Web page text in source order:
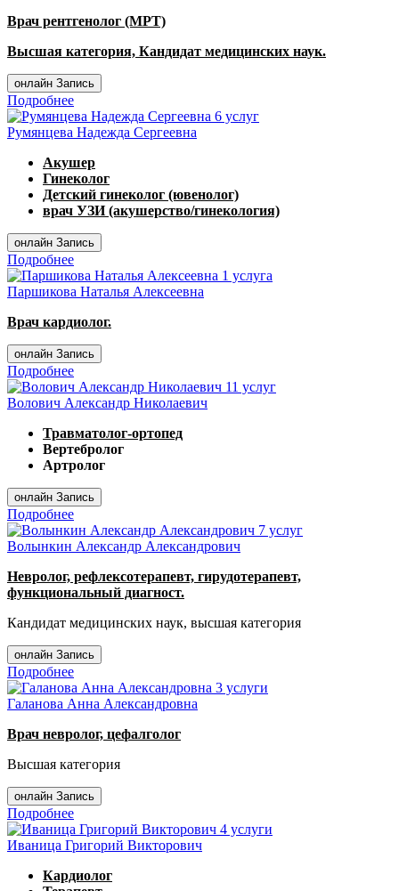
Врач рентгенолог (МРТ)
Высшая категория, Кандидат медицинских наук.
онлайн Запись
Подробнее
6 услуг
Румянцева Надежда Сергеевна
Акушер
Гинеколог
Детский гинеколог (ювенолог)
врач УЗИ (акушерство/гинекология)
онлайн Запись
Подробнее
1 услуга
Паршикова Наталья Алексеевна
Врач кардиолог.
онлайн Запись
Подробнее
11 услуг
Волович Александр Николаевич
Травматолог-ортопед
Вертебролог
Артролог
онлайн Запись
Подробнее
7 услуг
Волынкин Александр Александрович
Невролог, рефлексотерапевт, гирудотерапевт,
функциональный диагност.
Кандидат медицинских наук, высшая категория
онлайн Запись
Подробнее
3 услуги
Галанова Анна Александровна
Врач невролог, цефалголог
Высшая категория
онлайн Запись
Подробнее
4 услуги
Иваница Григорий Викторович
Кардиолог